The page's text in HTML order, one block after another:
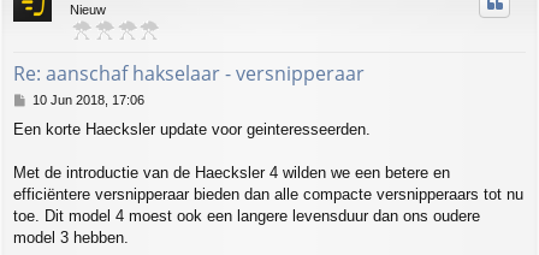
Nieuw
Re: aanschaf hakselaar - versnipperaar
P
s
10 Jun 2018, 17:06
Een korte Haecksler update voor geinteresseerden.
Met de introductie van de Haecksler 4 wilden we een betere en
efficiëntere versnipperaar bieden dan alle compacte versnipperaars tot nu
toe. Dit model 4 moest ook een langere levensduur dan ons oudere
model 3 hebben.